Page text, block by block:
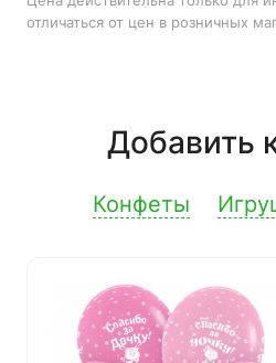
отличаться от цен в розничных
Добавить
Конфеты